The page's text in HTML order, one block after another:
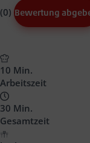
(0) Bewertung
10 Min.
Arbeitszeit
30 Min.
Gesamtzeit